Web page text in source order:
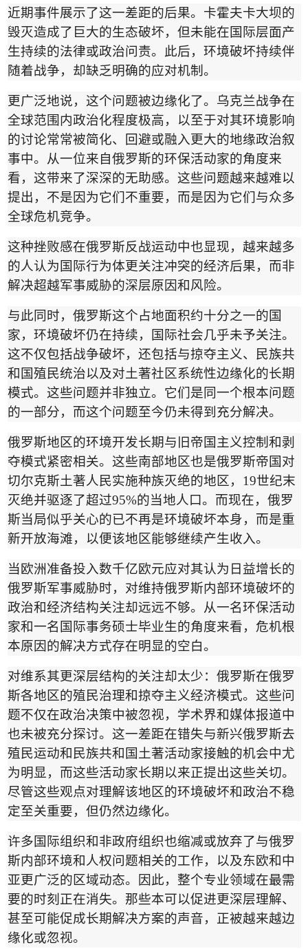
近期事件展示了这一差距的后果。卡霍夫卡大坝的
毁灭造成了巨大的生态破坏，但未能在国际层面产
生持续的法律或政治问责。此后，环境破坏持续伴
随着战争，却缺乏明确的应对机制。
更广泛地说，这个问题被边缘化了。乌克兰战争在
全球范围内政治化程度极高，以至于对其环境影响
的讨论常常被简化、回避或融入更大的地缘政治叙
事中。从一位来自俄罗斯的环保活动家的角度来
看，这带来了深深的无助感。这些问题越来越难以
提出，不是因为它们不重要，而是因为它们与众多
全球危机竞争。
这种挫败感在俄罗斯反战运动中也显现，越来越多
的人认为国际行为体更关注冲突的经济后果，而非
解决超越军事威胁的深层原因和风险。
与此同时，俄罗斯这个占地面积约十分之一的国
家，环境破坏仍在持续，国际社会几乎未予关注。
这不仅包括战争破坏，还包括与掠夺主义、民族共
和国殖民统治以及对土著社区系统性边缘化的长期
模式。这些问题并非独立。它们是同一个根本问题
的一部分，而这个问题至今仍未得到充分解决。
俄罗斯地区的环境开发长期与旧帝国主义控制和剥
夺模式紧密相关。这些南部地区也是俄罗斯帝国对
切尔克斯土著人民实施种族灭绝的地区， 19世纪末
灭绝并驱逐了超过95%的当地人口。而现在，俄罗
斯当局似乎关心的已不再是环境破坏本身，而是重
新开放海滩，以便该地区能够继续产生收入。
当欧洲准备投入数千亿欧元应对其认为日益增长的
俄罗斯军事威胁时，对维持俄罗斯内部环境破坏的
政治和经济结构关注却远远不够。从一名环保活动
家和一名国际事务硕士毕业生的角度来看，危机根
本原因的解决方式存在明显的空白。
对维系其更深层结构的关注却太少：俄罗斯在俄罗
斯各地区的殖民治理和掠夺主义经济模式。这些问
题不仅在政治决策中被忽视，学术界和媒体报道中
也未被充分探讨。这一差距在错失与新兴俄罗斯去
殖民运动和民族共和国土著活动家接触的机会中尤
为明显，而这些活动家长期以来正提出这些关切。
尽管这些观点对理解该地区的环境破坏和政治不稳
定至关重要，但仍然边缘化。
许多国际组织和非政府组织也缩减或放弃了与俄罗
斯内部环境和人权问题相关的工作，以及东欧和中
亚更广泛的区域动态。因此，整个专业领域在最需
要的时刻正在消失。那些本可以促进更深层理解、
甚至可能促成长期解决方案的声音，正被越来越边
缘化或忽视。